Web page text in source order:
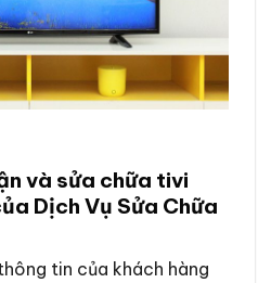
và sửa chữa tivi
Dịch Vụ Sửa Chữa
tin của khách hàng